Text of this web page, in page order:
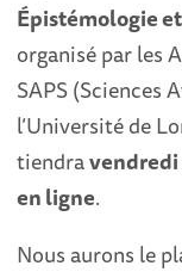
Épistémologie
organisé par les
SAPS (Sciences
l’Université de
tiendravendredi
en ligne.
Nous aurons le